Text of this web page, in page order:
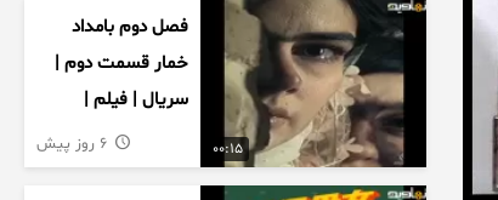
00:15
فصل دوم بامداد
خمار قسمت دوم |
سریال | فیلم |
نمایش خانگی |
محبوبه | سینمایی